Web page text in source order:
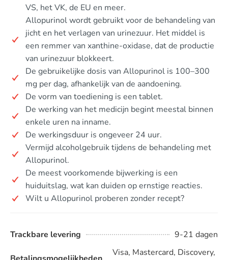
VS, het VK, de EU en meer.
Allopurinol wordt gebruikt voor de behandeling van
jicht en het verlagen van urinezuur. Het middel is
een remmer van xanthine-oxidase, dat de productie
van urinezuur blokkeert.
De gebruikelijke dosis van Allopurinol is 100–300
mg per dag, afhankelijk van de aandoening.
De vorm van toediening is een tablet.
De werking van het medicijn begint meestal binnen
enkele uren na inname.
De werkingsduur is ongeveer 24 uur.
Vermijd alcoholgebruik tijdens de behandeling met
Allopurinol.
De meest voorkomende bijwerking is een
huiduitslag, wat kan duiden op ernstige reacties.
Wilt u Allopurinol proberen zonder recept?
Trackbare levering 9-21 dagen
Visa, Mastercard, Discovery,